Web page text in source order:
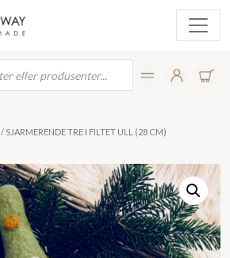
/ SJARMERENDE TRE I FILTET ULL (28 CM)